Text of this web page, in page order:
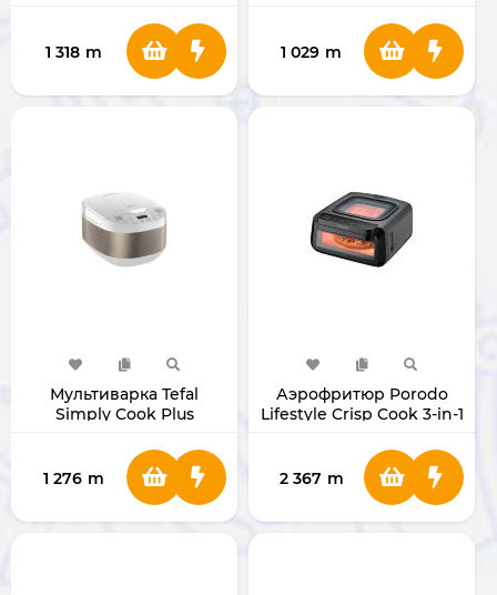
1 318 m 1 029 m
Мультиварка Tefal
Simply Cook Plus
1 276 m
Аэрофритюр Porodo
Lifestyle Crisp Cook 3-in-1
2 367 m